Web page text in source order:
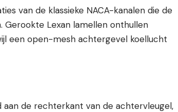
van de klassieke NACA-kanalen die de
Lexan lamellen onthullen
een open-mesh achtergevel koellucht
de rechterkant van de achtervleugel,